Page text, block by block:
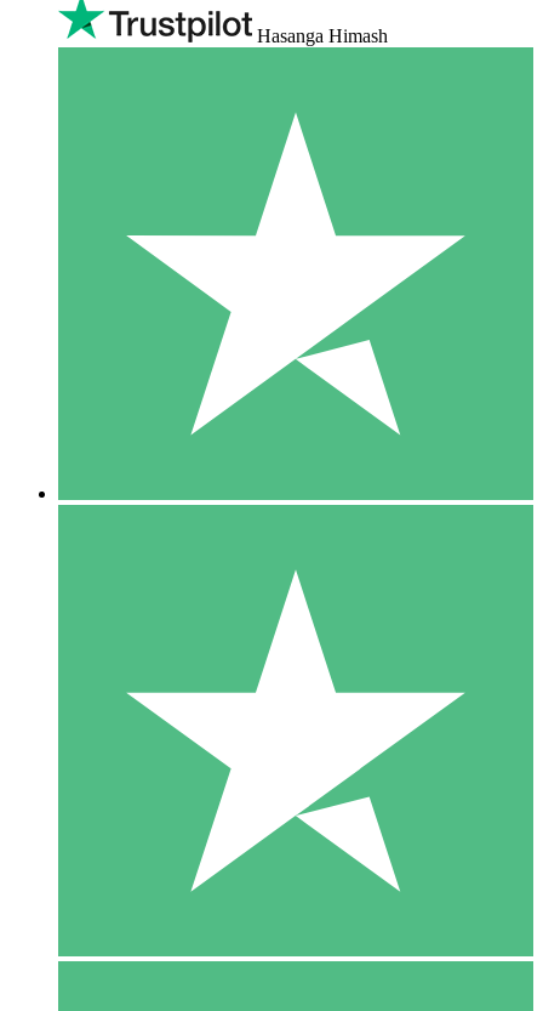
Hasanga Himash